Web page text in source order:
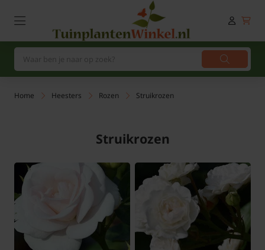
Home Heesters Rozen Struikrozen
Struikrozen